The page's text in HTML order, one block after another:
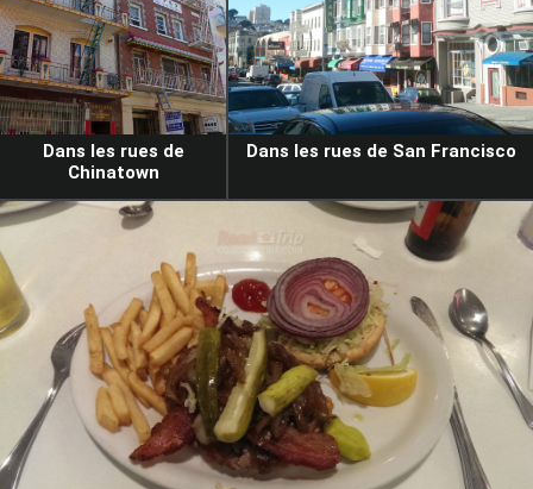
Dans les rues de
Chinatown
Dans les rues de San Francisco